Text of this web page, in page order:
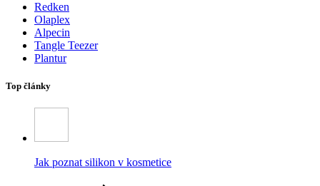
Redken
Olaplex
Alpecin
Tangle Teezer
Plantur
Top články
Jak poznat silikon v kosmetice